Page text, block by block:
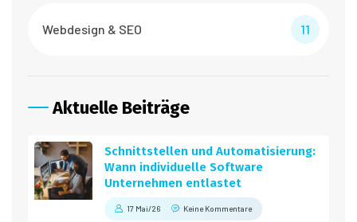
Webdesign & SEO 11
Aktuelle Beiträge
Schnittstellen und Automatisierung:
Wann individuelle Software
Unternehmen entlastet
17 Mai/26 Keine Kommentare